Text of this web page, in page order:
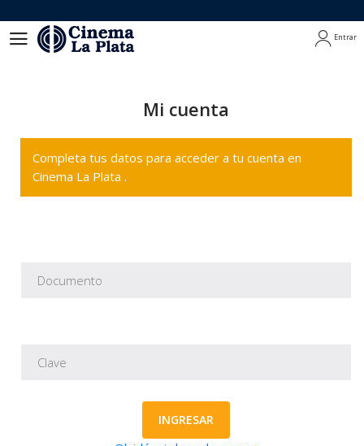
Entrar
Mi cuenta
Completa tus datos para acceder a tu cuenta en
Cinema La Plata .
INGRESAR